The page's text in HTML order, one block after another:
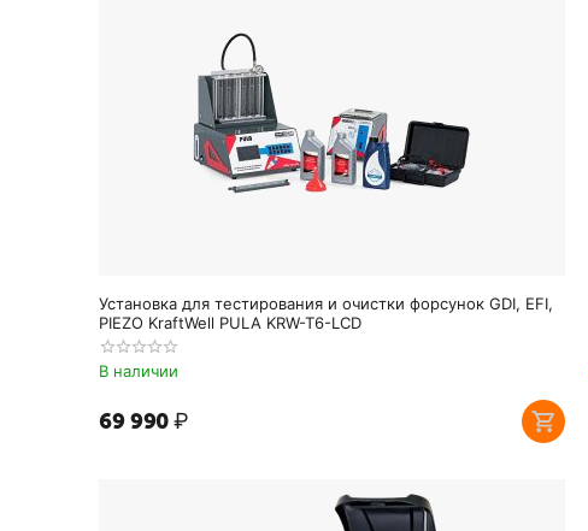
Установка для тестирования и очистки форсунок GDI, EFI,
PIEZO KraftWell PULA KRW-T6-LCD
В наличии
69 990₽